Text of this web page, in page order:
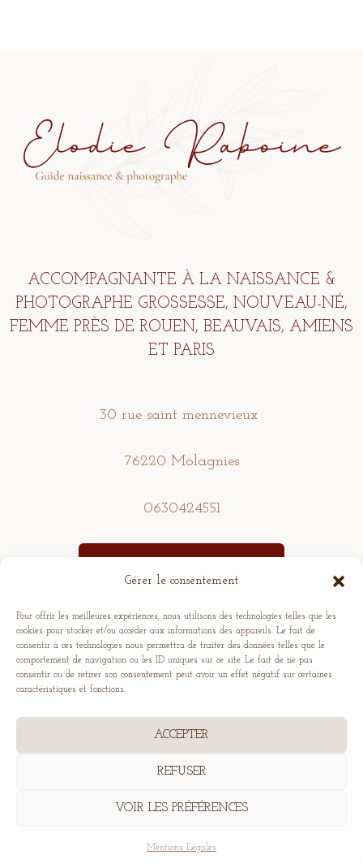
Gérer le consentement
Pour offrir les meilleures expériences, nous utilisons des technologies telles que les
cookies pour stocker et/ou accéder aux informations des appareils. Le fait de
consentir à ces technologies nous permettra de traiter des données telles que le
comportement de navigation ou les ID uniques sur ce site. Le fait de ne pas
consentir ou de retirer son consentement peut avoir un effet négatif sur certaines
caractéristiques et fonctions.
ACCEPTER
REFUSER
VOIR LES PRÉFÉRENCES
Mentions Légales
ACCOMPAGNANTE À LA NAISSANCE &
PHOTOGRAPHE GROSSESSE, NOUVEAU-NÉ,
FEMME PRÈS DE ROUEN, BEAUVAIS, AMIENS
ET PARIS
30 rue saint mennevieux
76220 Molagnies
0630424551
Se rendre au studio
©2026 par Elodie Raboine : Accompagnante à la naissance
& photographe grossesse, accouchement, nouveau-né, bébé,
famille à Molagnies, à proximité de Rouen, Beauvais,